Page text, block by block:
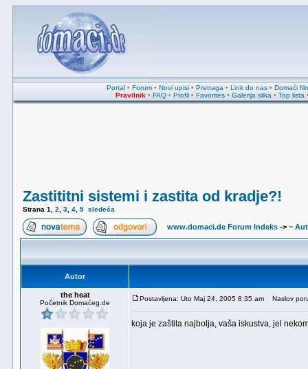
Portal• Forum• Novi upisi• Pretraga • Link do nas• Domaći
Pravilnik • FAQ • Profil • Favorites • Galerija slika • Top lista
Zastititni sistemi i zastita od kradje?!
Strana 1 2 3 4 5 sledeća
www.domaci.de Forum Indeks -> ~
Autor
the heat
Početnik Domaćeg.de
Postavljena: Uto Maj 24, 2005 8:35 am Naslov
koja je zaštita najbolja, vaša iskustva, jel